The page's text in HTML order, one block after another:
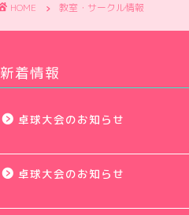
HOME 教室・サークル情報
新着情報
卓球大会のお知らせ
卓球大会のお知らせ